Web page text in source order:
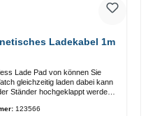
Ladekabel 1m
Pad von können Sie
gleichzeitig laden dabei kann
Ständer hochgeklappt werden.
123566